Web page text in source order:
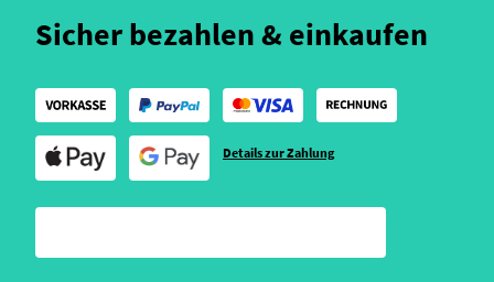
Sicher bezahlen & einkaufen
Details zur Zahlung